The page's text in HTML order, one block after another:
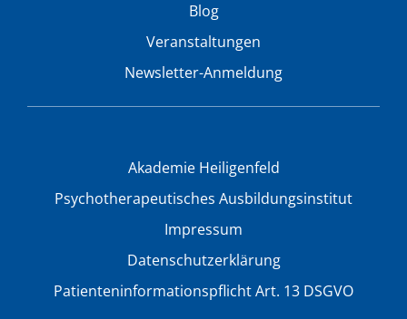
Blog
Veranstaltungen
Newsletter-Anmeldung
Akademie Heiligenfeld
Psychotherapeutisches Ausbildungsinstitut
Impressum
Datenschutzerklärung
Patienteninformationspflicht Art. 13 DSGVO